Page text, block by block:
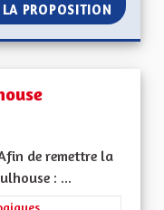
PROPOSITION LE
de remettre la
: ...
Les transitions